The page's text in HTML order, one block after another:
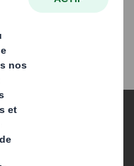
pour
monde qui